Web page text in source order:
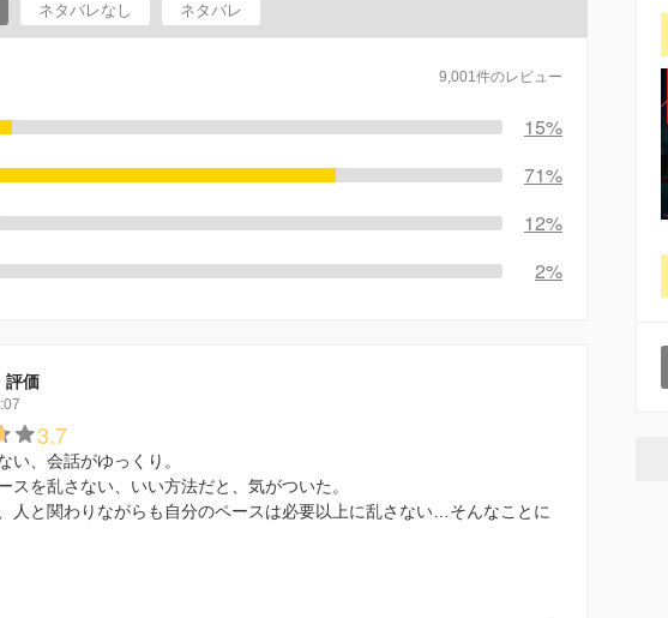
ネタバレなし ネタバレ
9,001件のレビュー
15%
71%
12%
2%
評価
3.7
い、会話がゆっくり。
スを乱さない、いい方法だと、気がついた。
人と関わりながらも自分のペースは必要以上に乱さない…そんなことに